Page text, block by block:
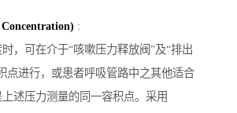
:
，可在介于“咳嗽压力释放阀”及“排出
点进行，或患者呼吸管路中之其他适合
述压力测量的同一容积点。采用